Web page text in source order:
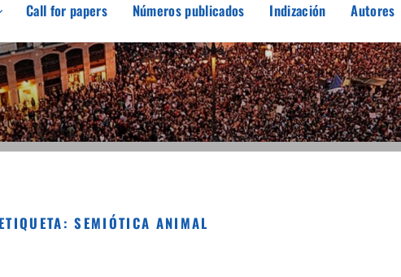
AL MARGEN
y con especial interés en el pensamiento crítico
Call for papers Números publicados Indización Autores
ETIQUETA:SEMIÓTICA ANIMAL